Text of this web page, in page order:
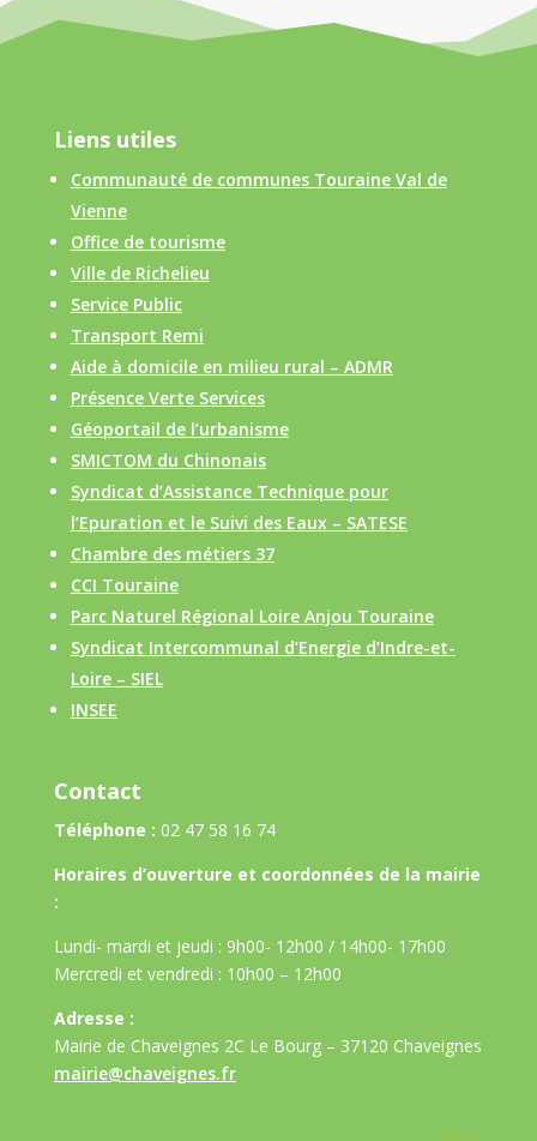
Liens utiles
Communauté de communes Touraine Val de
Vienne
Office de tourisme
Ville de Richelieu
Service Public
Transport Remi
Aide à domicile en milieu rural – ADMR
Présence Verte Services
Géoportail de l’urbanisme
SMICTOM du Chinonais
Syndicat d’Assistance Technique pour
l’Epuration et le Suivi des Eaux – SATESE
Chambre des métiers 37
CCI Touraine
Parc Naturel Régional Loire Anjou Touraine
Syndicat Intercommunal d’Energie d’Indre-et-
Loire – SIEL
INSEE
Contact
Téléphone : 02 47 58 16 74
Horaires d’ouverture et coordonnées de la mairie
:
Lundi- mardi et jeudi : 9h00- 12h00 / 14h00- 17h00
Mercredi et vendredi : 10h00 – 12h00
Adresse :
Mairie de Chaveignes 2C Le Bourg – 37120 Chaveignes
mairie@chaveignes.fr